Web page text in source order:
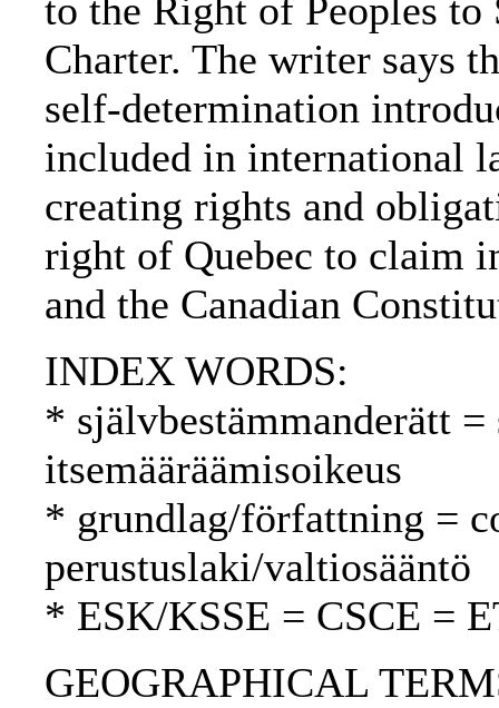
to the Right of Peoples
Charter. The writer says
self-determination
included in international
creating rights and
right of Quebec to claim
and the Canadian
INDEX WORDS:
* självbestämmanderätt
itsemääräämisoikeus
* grundlag/författning =
perustuslaki/valtiosääntö
* ESK/KSSE = CSCE =
GEOGRAPHICAL